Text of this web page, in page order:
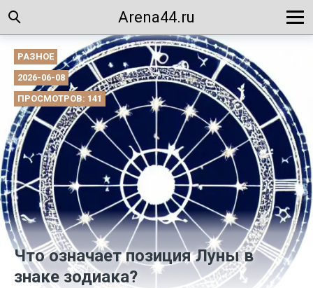
Arena44.ru
РАЗНОЕ
2026-06-08
ПРОСМОТРОВ: 141
Что означает позиция Луны в
знаке зодиака?